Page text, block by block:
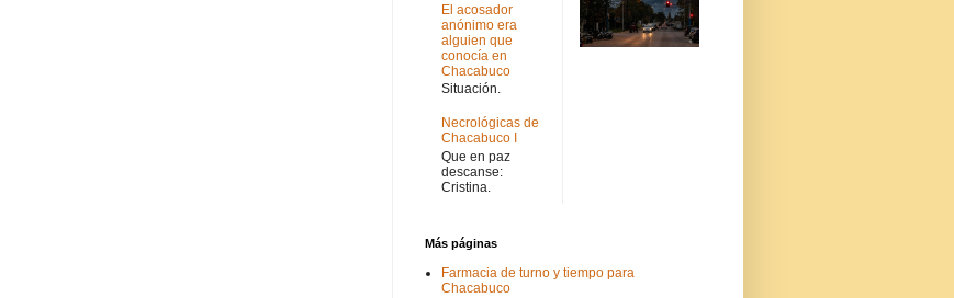
El acosador
anónimo era
alguien que
conocía en
Chacabuco
Situación.
Necrológicas de
Chacabuco I
Que en paz
descanse:
Cristina.
Más páginas
Farmacia de turno y tiempo para
Chacabuco